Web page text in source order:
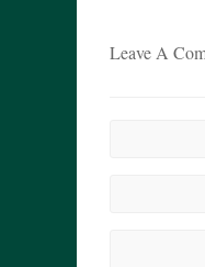
Leave A